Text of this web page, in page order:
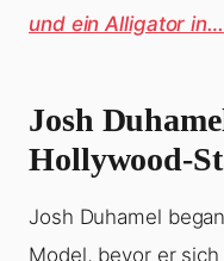
und ein Alligator in…
Josh
Hollywood-
Josh Duhamel
Model, bevor er